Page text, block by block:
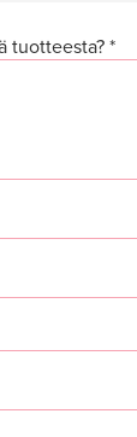
tuotteesta? *